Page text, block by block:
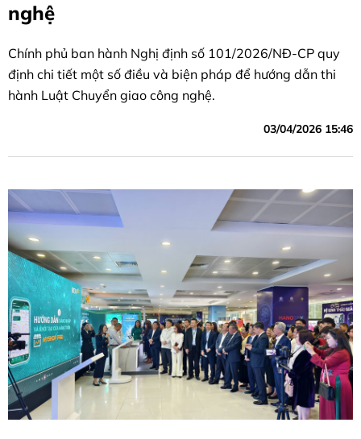
nghệ
Chính phủ ban hành Nghị định số 101/2026/NĐ-CP quy
định chi tiết một số điều và biện pháp để hướng dẫn thi
hành Luật Chuyển giao công nghệ.
03/04/2026 15:46